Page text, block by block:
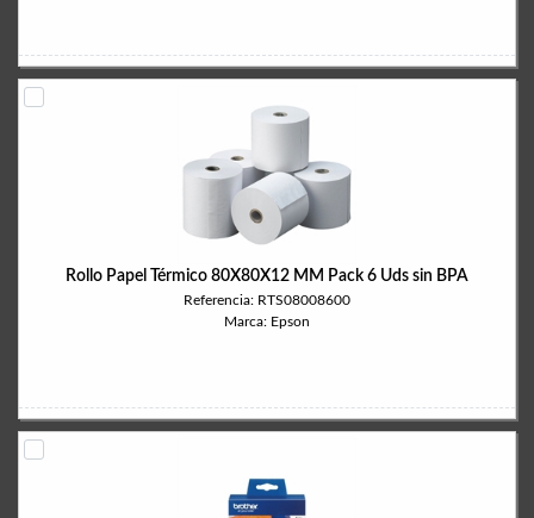
Rollo Papel Térmico 80X80X12 MM Pack 6 Uds sin BPA
Referencia: RTS08008600
Marca: Epson